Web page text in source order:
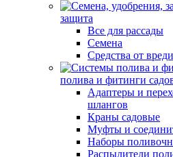
защита
Все для рассады
Семена
Средства от
полива и фитинги
Адаптеры и
шлангов
Краны садовые
Муфты и
Наборы
Распылители